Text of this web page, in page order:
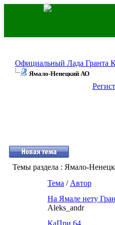
Официальный Лада Гранта
Ямало-Ненецкий АО
Темы раздела : Ямало-
Тема / Автор
На Ямале нету
Aleks_andr
КаПри 64